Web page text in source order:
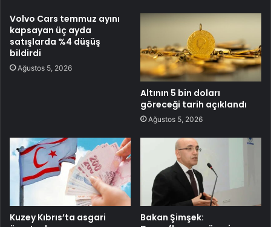
Volvo Cars temmuz ayını
kapsayan üç ayda
satışlarda %4 düşüş
bildirdi
Ağustos 5, 2026
Altının 5 bin doları
göreceği tarih açıklandı
Ağustos 5, 2026
Kuzey Kıbrıs’ta asgari
Bakan Şimşek: